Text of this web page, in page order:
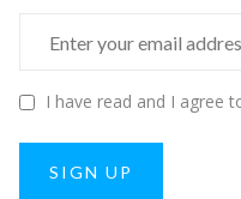
I have read and I agree
SIGN UP